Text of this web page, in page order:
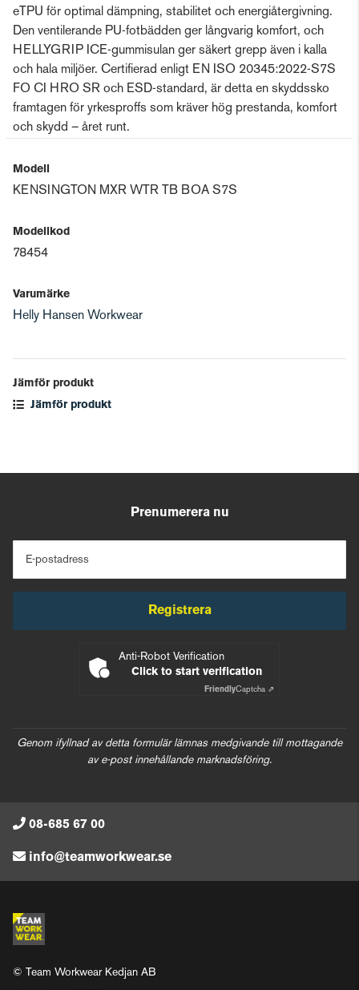
eTPU för optimal dämpning, stabilitet och energiåtergivning.
Den ventilerande PU-fotbädden ger långvarig komfort, och
HELLYGRIP ICE-gummisulan ger säkert grepp även i kalla
och hala miljöer. Certifierad enligt EN ISO 20345:2022-S7S
FO CI HRO SR och ESD-standard, är detta en skyddssko
framtagen för yrkesproffs som kräver hög prestanda, komfort
och skydd – året runt.
Modell
KENSINGTON MXR WTR TB BOA S7S
Modellkod
78454
Varumärke
Helly Hansen Workwear
Jämför produkt
Jämför produkt
Prenumerera nu
E-postadress
Registrera
Anti-Robot Verification
Click to start verification
FriendlyCaptcha ⇗
Genom ifyllnad av detta formulär lämnas medgivande till mottagande
av e-post innehållande marknadsföring.
08-685 67 00
info@teamworkwear.se
© Team Workwear Kedjan AB